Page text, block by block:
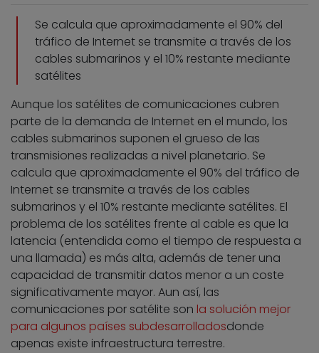
Se calcula que aproximadamente el 90% del
tráfico de Internet se transmite a través de los
cables submarinos y el 10% restante mediante
satélites
Aunque los satélites de comunicaciones cubren
parte de la demanda de Internet en el mundo, los
cables submarinos suponen el grueso de las
transmisiones realizadas a nivel planetario. Se
calcula que aproximadamente el 90% del tráfico de
Internet se transmite a través de los cables
submarinos y el 10% restante mediante satélites. El
problema de los satélites frente al cable es que la
latencia (entendida como el tiempo de respuesta a
una llamada) es más alta, además de tener una
capacidad de transmitir datos menor a un coste
significativamente mayor. Aun así, las
comunicaciones por satélite son la solución mejor
para algunos países subdesarrolladosdonde
apenas existe infraestructura terrestre.